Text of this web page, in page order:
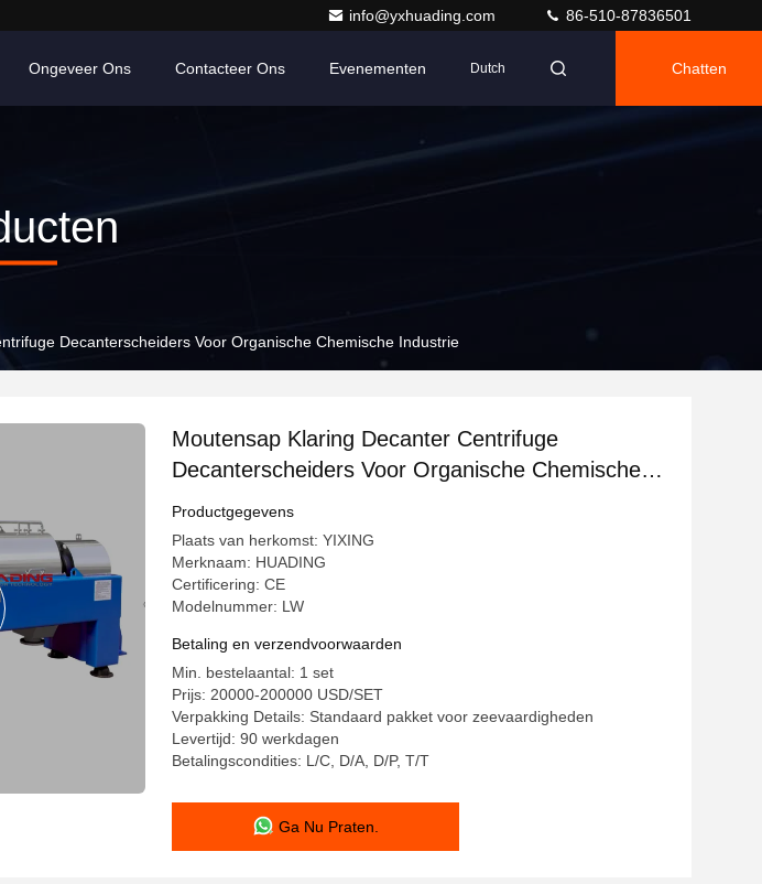
info@yxhuading.com 86-510-87836501
Ongeveer Ons Contacteer Ons Evenementen Dutch Chatten
Decanterscheiders Voor Organische Chemische Industrie
Moutensap Klaring Decanter Centrifuge
Decanterscheiders Voor Organische Chemische
Industrie
Productgegevens
Plaats van herkomst: YIXING
Merknaam: HUADING
Certificering: CE
Modelnummer: LW
Betaling en verzendvoorwaarden
Min. bestelaantal: 1 set
Prijs: 20000-200000 USD/SET
Verpakking Details: Standaard pakket voor zeevaardigheden
Levertijd: 90 werkdagen
Betalingscondities: L/C, D/A, D/P, T/T
Ga Nu Praten.